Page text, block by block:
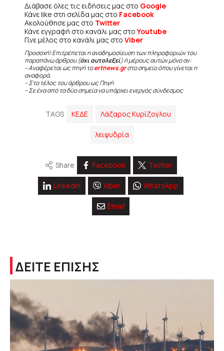
Διάβασε όλες τις ειδήσεις μας στο Google
Κάνε like στη σελίδα μας στο Facebook
Ακολούθησε μας στο Twitter
Κάνε εγγραφή στο κανάλι μας στοYoutube
Γίνε μέλος στο κανάλι μας στο Viber
Προσοχή! Επιτρέπεται η αναδημοσίευση των πληροφοριών του
παραπάνω άρθρου (όχι αυτολεξεί) ή μέρους αυτών μόνο αν:
– Αναφέρεται ως πηγή τοertnews.grστο σημείο όπου γίνεται η
αναφορά.
– Στο τέλος του άρθρου ως Πηγή
– Σε ένα από τα δύο σημεία να υπάρχει ενεργός σύνδεσμος
TAGS ΚΕΔΕ Λάζαρος Κυρίζογλου
λειψυδρία
Share Facebook Twitter
Linkedin Viber WhatsApp
Email
ΔΕΙΤΕ ΕΠΙΣΗΣ